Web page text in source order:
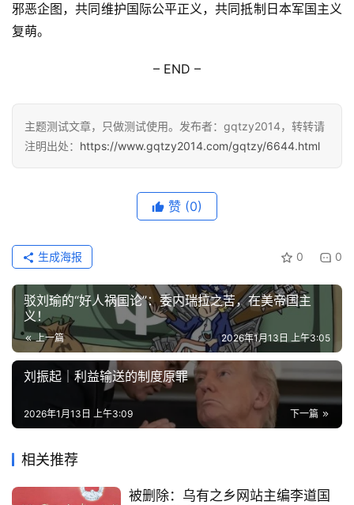
邪恶企图，共同维护国际公平正义，共同抵制日本军国主义
复萌。
– END –
主题测试文章，只做测试使用。发布者：gqtzy2014，转转请
注明出处： https://www.gqtzy2014.com/gqtzy/6644.html
赞 (0)
0 0
生成海报
驳刘瑜的“好人祸国论”：委内瑞拉之苦，在美帝国主
义！
上一篇 2026年1月13日 上午3:05
刘振起｜利益输送的制度原罪
下一篇
2026年1月13日 上午3:09
相关推荐
被删除：乌有之乡网站主编李道国